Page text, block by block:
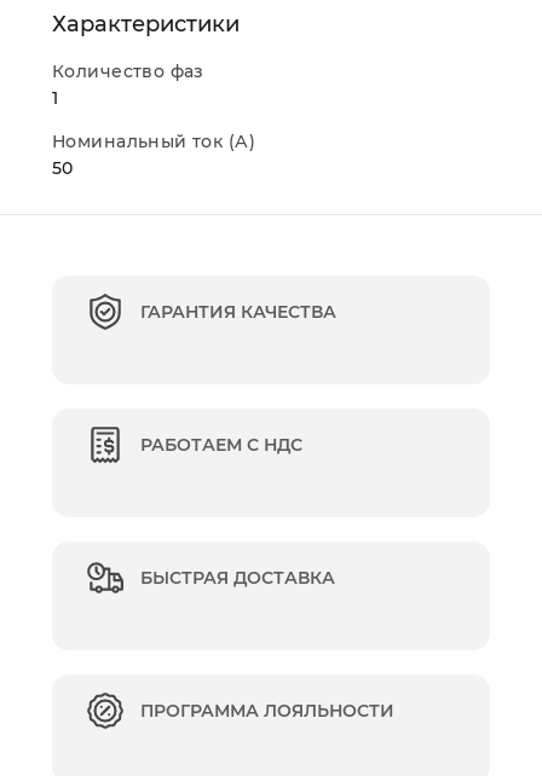
Характеристики
Количество фаз
1
Номинальный ток (А)
50
ГАРАНТИЯ КАЧЕСТВА
РАБОТАЕМ С НДС
БЫСТРАЯ ДОСТАВКА
ПРОГРАММА ЛОЯЛЬНОСТИ